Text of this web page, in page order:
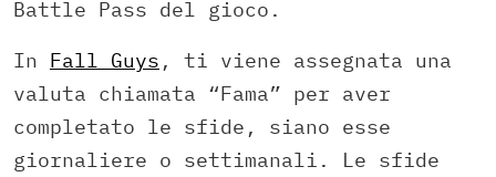
Battle Pass del gioco.
In Fall Guys , ti viene assegnata una
valuta chiamata “Fama” per aver
completato le sfide, siano esse
giornaliere o settimanali. Le sfide